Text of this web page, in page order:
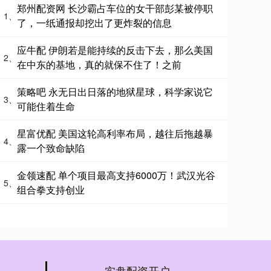
1、
郑州配资网 长沙霸占车位的女干部彭某被停职
了，一纸通报却挖出了更炸裂的信息
2、
应牛配 伊朗若是能持续的反击下去，那么美国
在中东的基地，真的就保不住了！之前
3、
策略吧 永无日出日落的地狱星球，科学家说它
可能住着生命
4、
星富优配 美国这轮高利率布局，越往后拖越暴
露一个致命缺陷
5、
金领速配 单个项目最高支持6000万！武汉光谷
组合拳支持创业